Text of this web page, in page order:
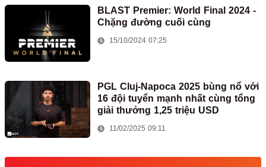
BLAST Premier: World Final 2024 -
Chặng đường cuối cùng
15/10/2024 07:25
PGL Cluj-Napoca 2025 bùng nổ với
16 đội tuyển mạnh nhất cùng tổng
giải thưởng 1,25 triệu USD
11/02/2025 09:11